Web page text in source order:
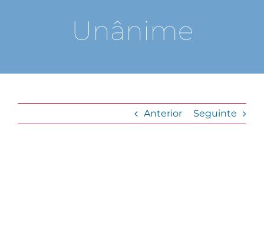
Unânime
Anterior Seguinte